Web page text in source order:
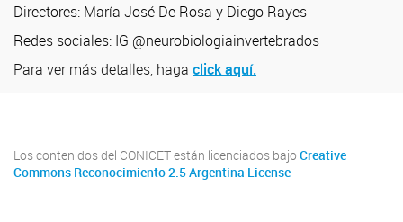
Directores: María José De Rosa y Diego Rayes
Redes sociales: IG @neurobiologiainvertebrados
Para ver más detalles, haga click aquí.
Los contenidos del CONICET están licenciados bajo Creative
Commons Reconocimiento 2.5 Argentina License